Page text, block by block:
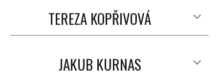
TEREZA KOPŘIVOVÁ
JAKUB KURNAS